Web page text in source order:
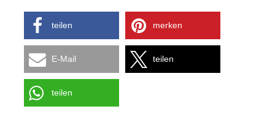
teilen merken
E-Mail teilen
teilen